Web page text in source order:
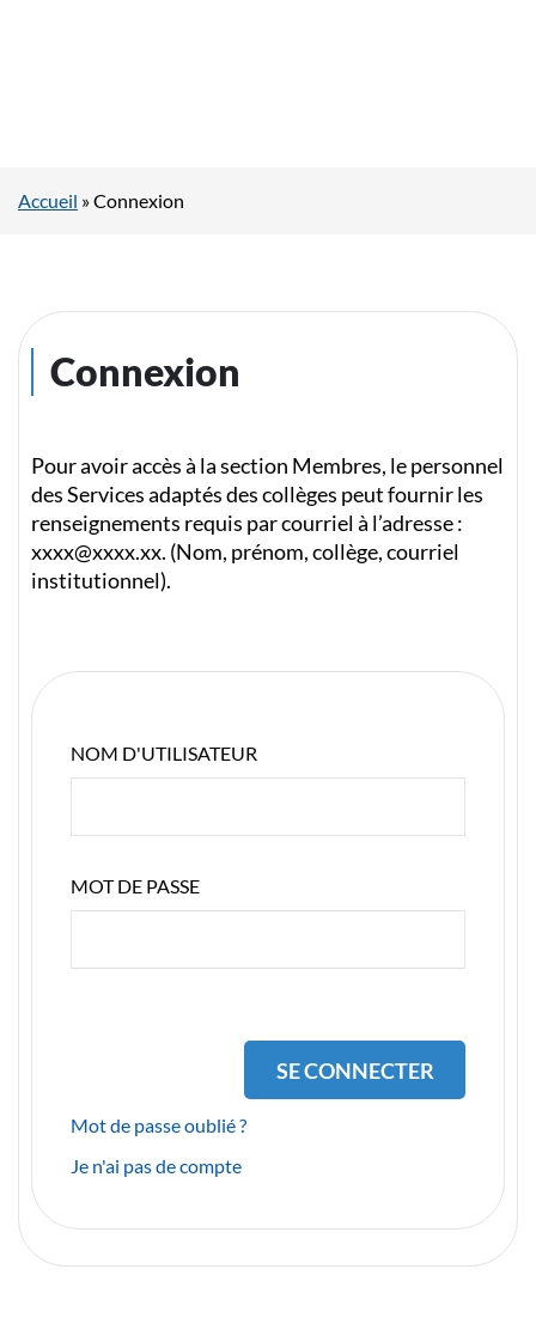
Accueil »Connexion
Connexion
Pour avoir accès à la section Membres, le personnel
des Services adaptés des collèges peut fournir les
renseignements requis par courriel à l’adresse :
xxxx@xxxx.xx. (Nom, prénom, collège, courriel
institutionnel).
NOM D'UTILISATEUR
MOT DE PASSE
Mot de passe oublié ?
Je n'ai pas de compte